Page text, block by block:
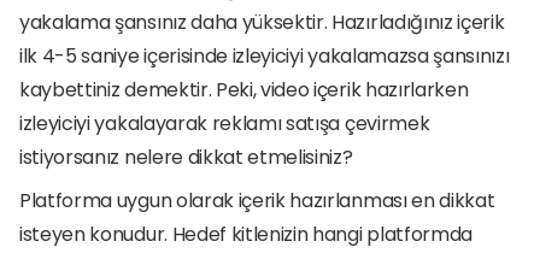
yakalama şansınız daha yüksektir. Hazırladığınız içerik
ilk 4-5 saniye içerisinde izleyiciyi yakalamazsa şansınızı
kaybettiniz demektir. Peki, video içerik hazırlarken
izleyiciyi yakalayarak reklamı satışa çevirmek
istiyorsanız nelere dikkat etmelisiniz?
Platforma uygun olarak içerik hazırlanması en dikkat
isteyen konudur. Hedef kitlenizin hangi platformda